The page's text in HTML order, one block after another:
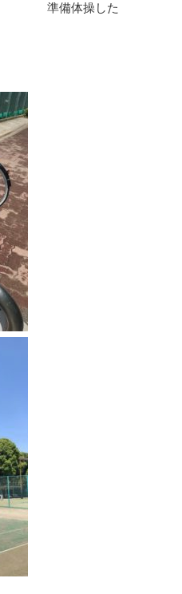
・ 準備体操した